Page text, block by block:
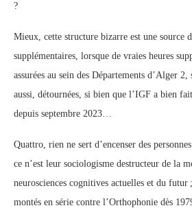
?
Mieux, cette structure bizarre est une source
supplémentaires, lorsque de vraies heures
assurées au sein des Départements d’Alger
aussi, détournées, si bien que l’IGF a bien
depuis septembre 2023…
Quattro, rien ne sert d’encenser des
ce n’est leur sociologisme destructeur de la
neurosciences cognitives actuelles et du
montés en série contre l’Orthophonie dès